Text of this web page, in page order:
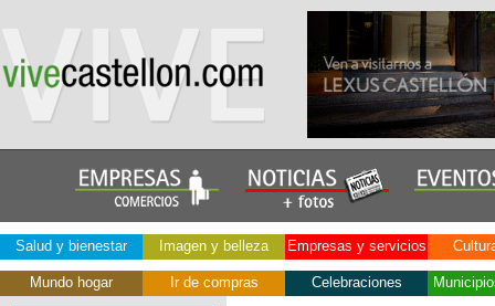
Salud y bienestar Imagen y belleza Empresas y servicios
Mundo hogar Ir de compras Celebraciones